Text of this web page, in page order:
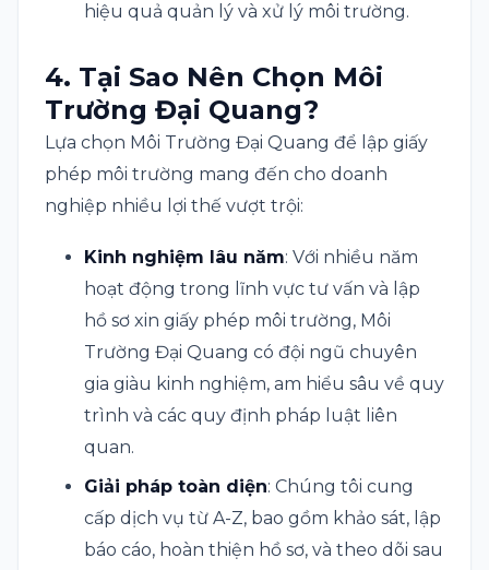
hiệu quả quản lý và xử lý môi trường.
4. Tại Sao Nên Chọn Môi
Trường Đại Quang?
Lựa chọn Môi Trường Đại Quang để lập giấy
phép môi trường mang đến cho doanh
nghiệp nhiều lợi thế vượt trội:
Kinh nghiệm lâu năm: Với nhiều năm
hoạt động trong lĩnh vực tư vấn và lập
hồ sơ xin giấy phép môi trường, Môi
Trường Đại Quang có đội ngũ chuyên
gia giàu kinh nghiệm, am hiểu sâu về quy
trình và các quy định pháp luật liên
quan.
Giải pháp toàn diện: Chúng tôi cung
cấp dịch vụ từ A-Z, bao gồm khảo sát, lập
báo cáo, hoàn thiện hồ sơ, và theo dõi sau